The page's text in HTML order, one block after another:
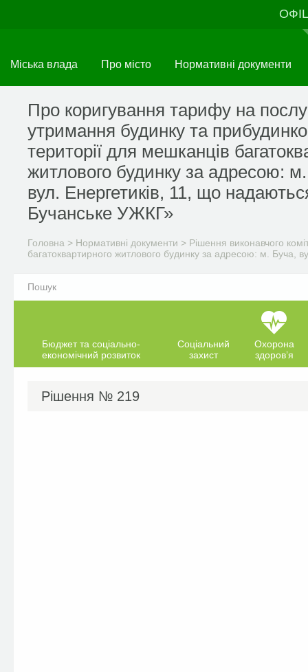
Міська влада Про місто Нормативні документи
Про коригування тарифу на
утримання будинку та
території для мешканців
житлового будинку за адресою:
вул. Енергетиків, 11, що
Бучанське УЖКГ»
Головна > Нормативні документи > Рішення виконавчого
багатоквартирного житлового будинку за адресою: м.
Бюджет та соціально-
економічний розвиток
Соціальний
захист
Охорона
здоров’я
Рішення № 219